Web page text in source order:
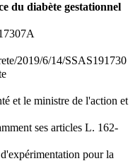
du diabète gestationnel
2019/6/14/SSAS191730
et le ministre de l'action et
ses articles L. 162-
pour la